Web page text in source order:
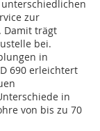
zur
Damit trägt
bei.
in
690 erleichtert
in
von bis zu 70